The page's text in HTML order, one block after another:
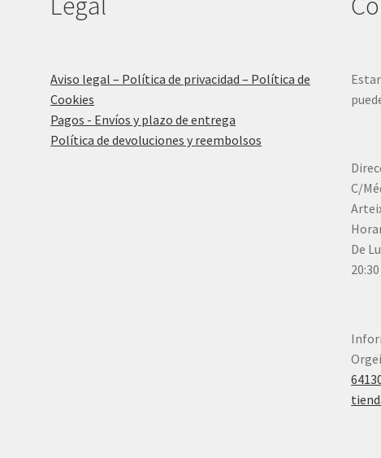
Aviso legal – Política de privacidad – Política de
Cookies
Pagos - Envíos y plazo de entrega
Política de devoluciones y reembolsos
C/
De